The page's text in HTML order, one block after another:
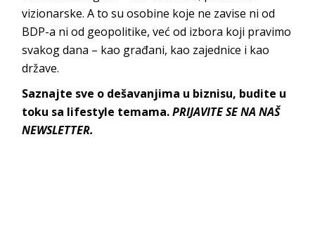
vizionarske. A to su osobine koje ne zavise ni od
BDP-a ni od geopolitike, već od izbora koji pravimo
svakog dana – kao građani, kao zajednice i kao
države.
Saznajte sve o dešavanjima u biznisu, budite u
toku sa lifestyle temama.PRIJAVITE SE NA NAŠ
NEWSLETTER.